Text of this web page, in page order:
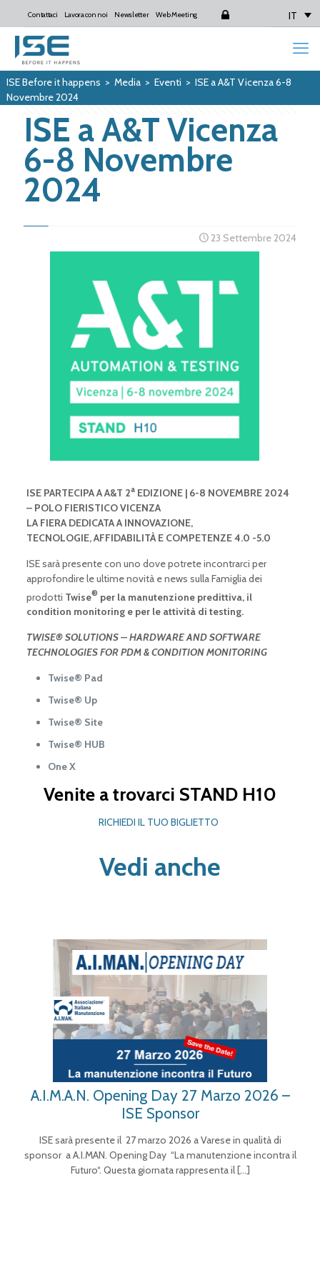
Contattaci Lavora con noi Newsletter Web Meeting IT
ISE Before it happens > Media> Eventi > ISE a A&T Vicenza 6-8
Novembre 2024
ISE a A&T Vicenza
6-8 Novembre
2024
23 Settembre 2024
ISE PARTECIPA A A&T 2aEDIZIONE | 6-8 NOVEMBRE 2024
– POLO FIERISTICO VICENZA
LA FIERA DEDICATA A INNOVAZIONE,
TECNOLOGIE, AFFIDABILITÀ E COMPETENZE 4.0 -5.0
ISE sarà presente con uno dove potrete incontrarci per
approfondire le ultime novità e news sulla Famiglia dei
prodotti Twise® per la manutenzione predittiva, il
condition monitoring e per le attività di testing.
TWISE® SOLUTIONS – HARDWARE AND SOFTWARE
TECHNOLOGIES FOR PDM & CONDITION MONITORING
Twise® Pad
Twise® Up
Twise® Site
Twise® HUB
One X
Venite a trovarci STAND H10
RICHIEDI IL TUO BIGLIETTO
Vedi anche
A.I.M.A.N. Opening Day 27 Marzo 2026 –
ISE Sponsor
ISE sarà presente il 27 marzo 2026 a Varese in qualità di
sponsor a A.I.MAN. Opening Day “La manutenzione incontra il
Futuro“. Questa giornata rappresenta il[…]